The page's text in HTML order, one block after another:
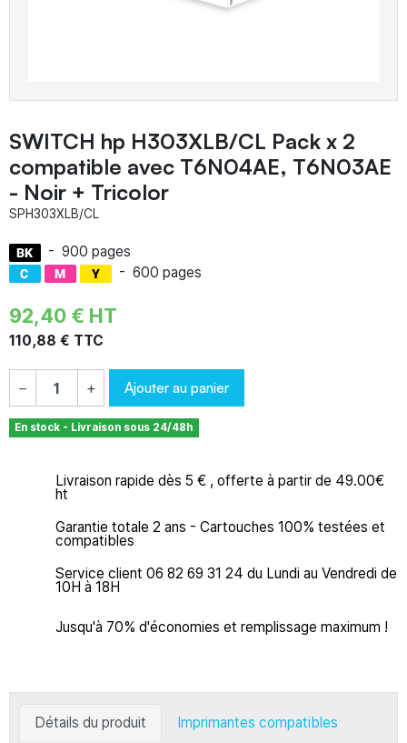
SWITCH hp H303XLB/CL Pack x 2
compatible avec T6N04AE, T6N03AE
- Noir + Tricolor
SPH303XLB/CL
- 900 pages
- 600 pages
92,40 € HT
110,88 € TTC
− + Ajouter au panier
En stock - Livraison sous 24/48h
Livraison rapide dès 5 € , offerte à partir de 49.00€
ht
Garantie totale 2 ans - Cartouches 100% testées et
compatibles
Service client 06 82 69 31 24 du Lundi au Vendredi de
10H à 18H
Jusqu'à 70% d'économies et remplissage maximum !
Détails du produit Imprimantes compatibles